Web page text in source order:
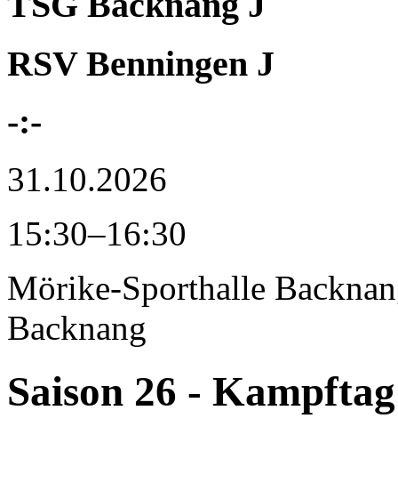
RSV Benningen J
-:-
31.10.2026
15:30–16:30
Mörike-Sporthalle
Backnang
Saison 26 -